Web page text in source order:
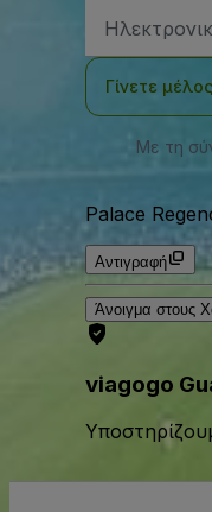
Email
Γίνετε
Με τη
Palace
Αντιγραφή
Άνοιγμα στους
viagogo